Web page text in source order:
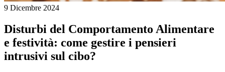
9 Dicembre 2024
Disturbi del Comportamento Alimentare
e festività: come gestire i pensieri
intrusivi sul cibo?